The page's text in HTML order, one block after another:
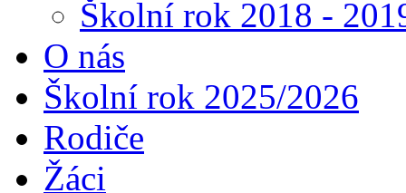
Školní rok 2018 -
O nás
Školní rok 2025/2026
Rodiče
Žáci